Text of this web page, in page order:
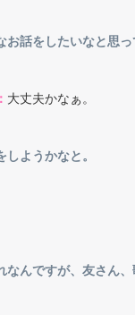
話をしたいなと思っ
大丈夫かなぁ。
ようかなと。
なんですが、友さん